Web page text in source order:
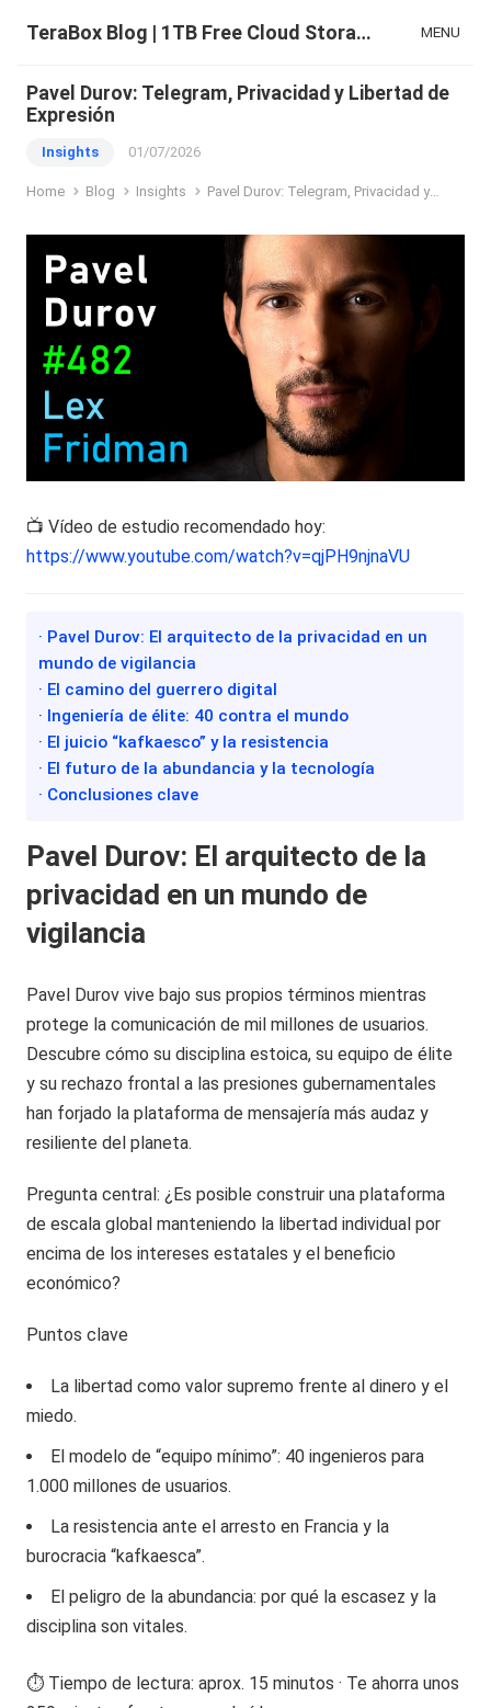
TeraBox Blog | 1TB Free Cloud Storage & All-in-One AI Space MENU
Pavel Durov: Telegram, Privacidad y Libertad de
Expresión
Insights 01/07/2026
Home Blog Insights Pavel Durov: Telegram, Privacidad y Libertad de Expresión
📺 Vídeo de estudio recomendado hoy:
https://www.youtube.com/watch?v=qjPH9njnaVU
· Pavel Durov: El arquitecto de la privacidad en un
mundo de vigilancia
· El camino del guerrero digital
· Ingeniería de élite: 40 contra el mundo
· El juicio “kafkaesco” y la resistencia
· El futuro de la abundancia y la tecnología
· Conclusiones clave
Pavel Durov: El arquitecto de la
privacidad en un mundo de
vigilancia
Pavel Durov vive bajo sus propios términos mientras
protege la comunicación de mil millones de usuarios.
Descubre cómo su disciplina estoica, su equipo de élite
y su rechazo frontal a las presiones gubernamentales
han forjado la plataforma de mensajería más audaz y
resiliente del planeta.
Pregunta central: ¿Es posible construir una plataforma
de escala global manteniendo la libertad individual por
encima de los intereses estatales y el beneficio
económico?
Puntos clave
La libertad como valor supremo frente al dinero y el
miedo.
El modelo de “equipo mínimo”: 40 ingenieros para
1.000 millones de usuarios.
La resistencia ante el arresto en Francia y la
burocracia “kafkaesca”.
El peligro de la abundancia: por qué la escasez y la
disciplina son vitales.
⏱️ Tiempo de lectura: aprox. 15 minutos · Te ahorra unos